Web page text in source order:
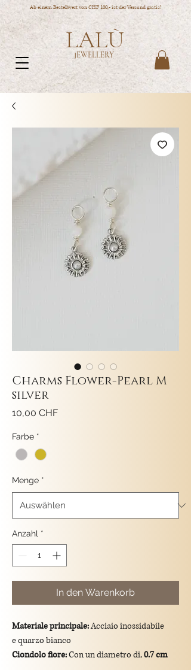
Ab einem Bestellwert von CHF 100,- ist der Versand gratis!
LALÙ
JEWELLERY
Charms Flower-Pearl M
silver
10,00 CHFPreis
Farbe *
Menge *
Anzahl *
In den Warenkorb
Materiale principale:Acciaio inossidabile
e quarzo bianco
Ciondolo fiore:Con un diametro di,0.7 cm